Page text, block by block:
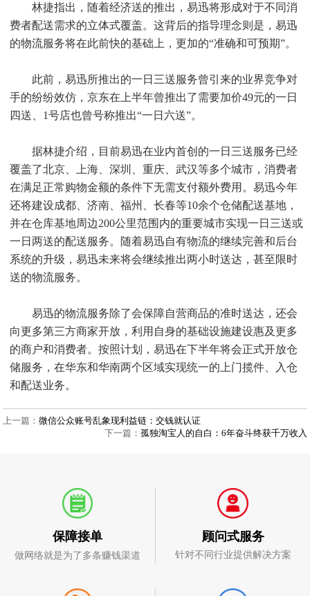
林捷指出，随着经济送的推出，易迅将形成对于不同消
费者配送需求的立体式覆盖。这背后的指导理念则是，易迅
的物流服务将在此前快的基础上，更加的“准确和可预期”。
此前，易迅所推出的一日三送服务曾引来的业界竞争对
手的纷纷效仿，京东在上半年曾推出了需要加价49元的一日
四送、1号店也曾号称推出“一日六送”。
据林捷介绍，目前易迅在业内首创的一日三送服务已经
覆盖了北京、上海、深圳、重庆、武汉等多个城市，消费者
在满足正常购物金额的条件下无需支付额外费用。易迅今年
还将建设成都、济南、福州、长春等10余个仓储配送基地，
并在仓库基地周边200公里范围内的重要城市实现一日三送或
一日两送的配送服务。随着易迅自有物流的继续完善和后台
系统的升级，易迅未来将会继续推出两小时送达，甚至限时
送的物流服务。
易迅的物流服务除了会保障自营商品的准时送达，还会
向更多第三方商家开放，利用自身的基础设施建设惠及更多
的商户和消费者。按照计划，易迅在下半年将会正式开放仓
储服务，在华东和华南两个区域实现统一的上门揽件、入仓
和配送业务。
上一篇：微信公众账号乱象现利益链：交钱就认证
下一篇： 孤独淘宝人的自白：6年奋斗终获千万收入
保障接单
做网络就是为了多条赚钱渠道
顾问式服务
针对不同行业提供解决方案